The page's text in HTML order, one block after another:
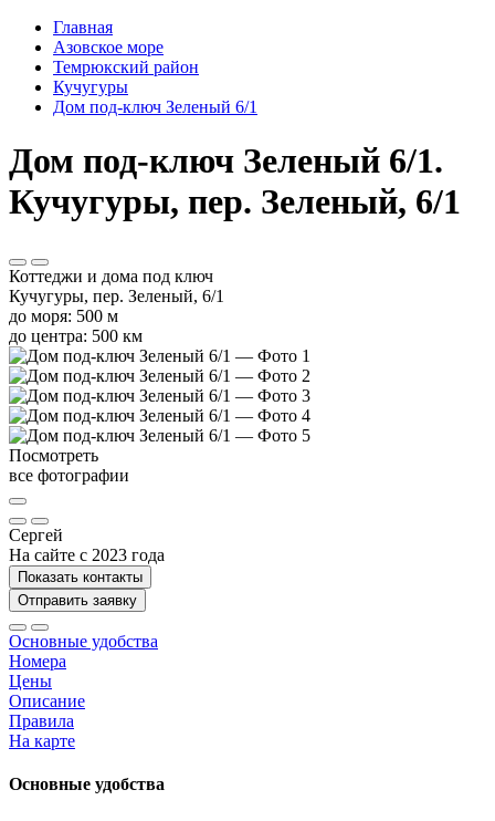
Главная
Азовское море
Темрюкский район
Кучугуры
Дом под-ключ Зеленый 6/1
Дом под-ключ Зеленый 6/1.
Кучугуры, пер. Зеленый, 6/1
Коттеджи и дома под ключ
Кучугуры, пер. Зеленый, 6/1
до моря: 500 м
до центра: 500 км
Посмотреть
все фотографии
Сергей
На сайте с 2023 года
Показать контакты
Отправить заявку
Основные удобства
Номера
Цены
Описание
Правила
На карте
Основные удобства